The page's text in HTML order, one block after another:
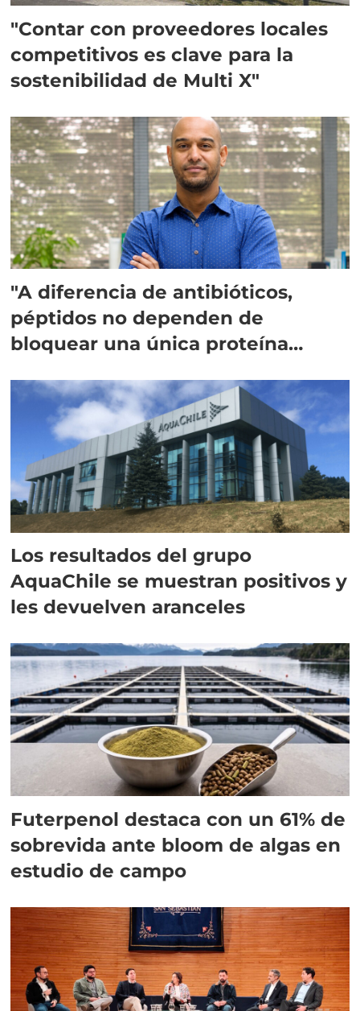
"Contar con proveedores locales
competitivos es clave para la
sostenibilidad de Multi X"
"A diferencia de antibióticos,
péptidos no dependen de
bloquear una única proteína
Los resultados del grupo
AquaChile se muestran positivos y
les devuelven aranceles
Futerpenol destaca con un 61% de
sobrevida ante bloom de algas en
estudio de campo